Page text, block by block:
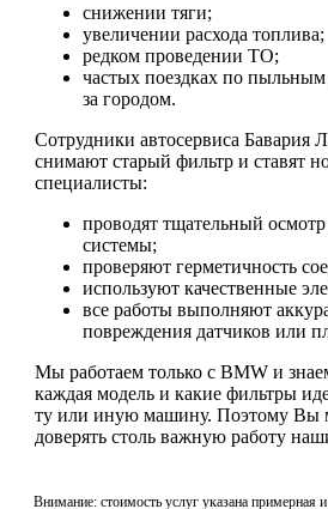
снижении тяги;
увеличении расхода топлива;
редком проведении ТО;
частых поездках по
за городом.
Сотрудники автосервиса Бавария
снимают старый фильтр и ставят
специалисты:
проводят тщательный
системы;
проверяют герметичность
используют качественные
все работы выполняют
повреждения датчиков или
Мы работаем только с BMW и
каждая модель и какие фильтры
ту или иную машину. Поэтому Вы
доверять столь важную работу
Внимание: стоимость услуг указана примерная